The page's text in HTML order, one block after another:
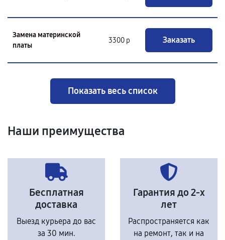
Замена материнской
платы
3300 р Заказать
Показать весь список
Наши преимущества
Бесплатная
доставка
Выезд курьера до вас
за 30 мин.
Гарантия до 2-х
лет
Распространяется как
на ремонт, так и на